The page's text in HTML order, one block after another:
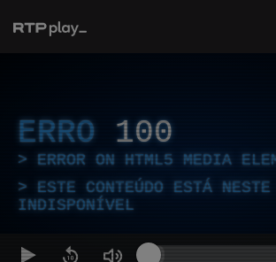
ERRO 100
ERROR ON HTML5 MEDIA
ESTE CONTEÚDO ESTÁ NESTE
INDISPONÍVEL